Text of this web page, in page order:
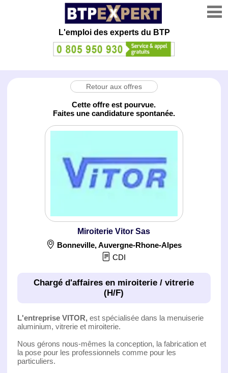
L'emploi des experts du BTP
Retour aux offres
Cette offre est pourvue.
Faites une candidature spontanée.
Miroiterie Vitor Sas
Bonneville,Auvergne-Rhone-Alpes
CDI
Chargé d'affaires en miroiterie / vitrerie
(H/F)
L'entreprise VITOR,est spécialisée dans la menuiserie
aluminium, vitrerie et miroiterie.
Nous gérons nous-mêmes la conception, la fabrication et
la pose pour les professionnels comme pour les
particuliers.